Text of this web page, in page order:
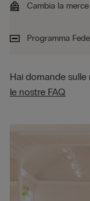
Cambia la
Programma
Hai domande sulle
le nostre FAQ